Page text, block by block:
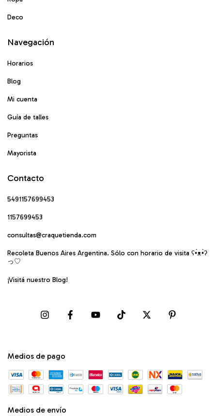
Deco
Navegación
Horarios
Blog
Mi cuenta
Guía de talles
Preguntas
Mayorista
Contacto
5491157699453
1157699453
consultas@craquetienda.com
Recoleta Buenos Aires Argentina. Sólo con horario de visita ʕ•́ᴥ•̀ʔ
っ♡
¡Visitá nuestro Blog!
Medios de pago
Medios de envío